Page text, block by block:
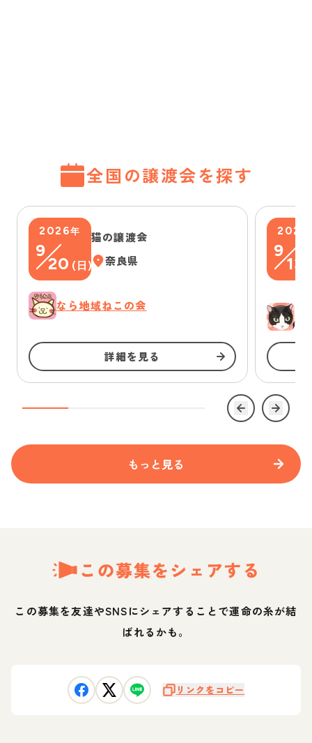
全国の譲渡会を探す
2026年
9
20 ( 日)
猫の譲渡会
奈良県
なら地域ねこの会
詳細を見る
2026
9
13
ゆ
もっと見る
この募集をシェアする
この募集を友達やSNSにシェアすることで運命の糸が結
ばれるかも。
リンクをコピー